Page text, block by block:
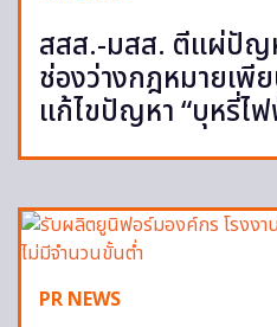
สสส.-มสส. ตีแผ่ปัญ
ช่องว่างกฎหมายเพี
แก้ไขปัญหา “บุหรี่ไ
PR NEWS